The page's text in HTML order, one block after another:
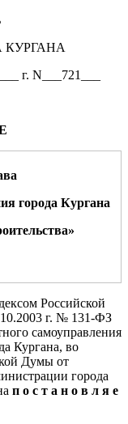
г. N___721___
города Кургана
Российской
г. № 131-ФЗ
самоуправления
Кургана, во
Думы от
города
п о с т а н о в л я е